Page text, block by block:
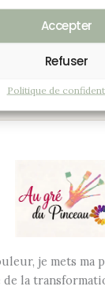
Accepter
Refuser
Politique de
effet bois
et du veinage
a été
pour un fini
je mets ma
la